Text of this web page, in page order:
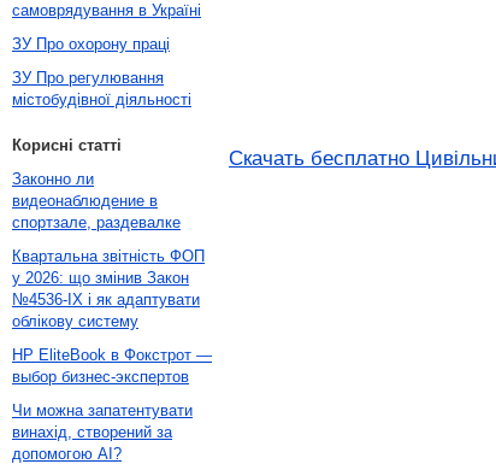
Скачать бесплатно
самоврядування в Україні
ЗУ Про охорону праці
ЗУ Про регулювання
містобудівної діяльності
Корисні статті
Законно ли
видеонаблюдение в
спортзале, раздевалке
Квартальна звітність ФОП
у 2026: що змінив Закон
№4536-IX і як адаптувати
облікову систему
HP EliteBook в Фокстрот —
выбор бизнес-экспертов
Чи можна запатентувати
винахід, створений за
допомогою AI?